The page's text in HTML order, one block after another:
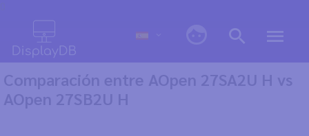
Comparación entre AOpen 27SA2U H vs
AOpen 27SB2U H